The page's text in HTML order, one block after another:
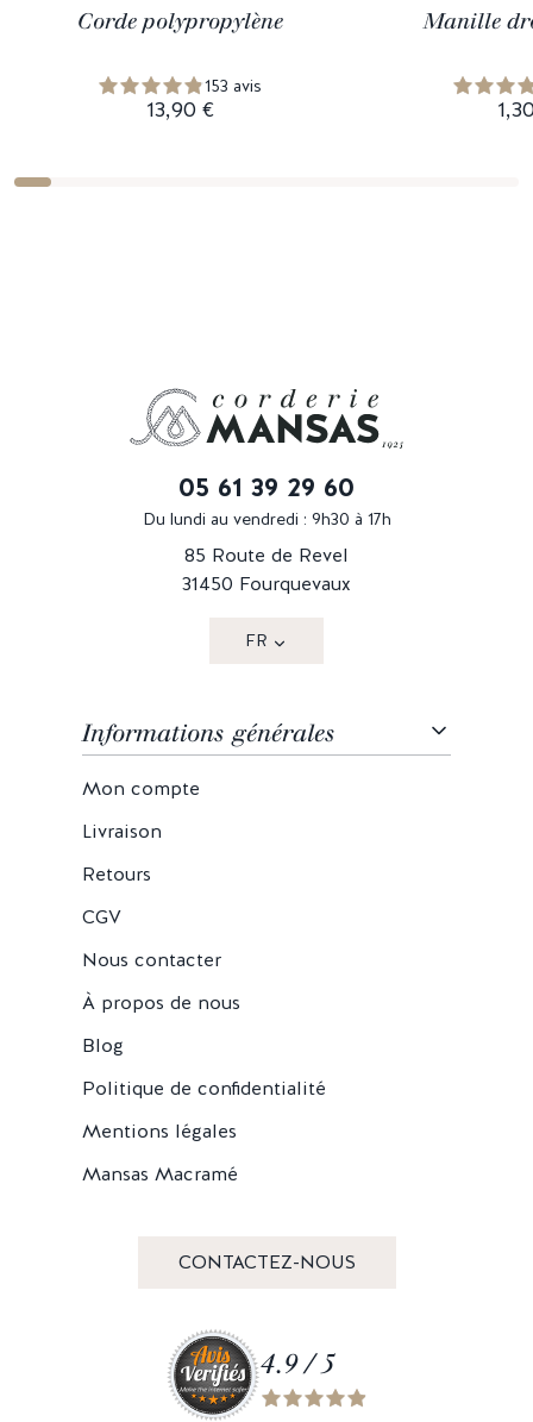
Corde polypropylène
153 avis
13,90 €
Manille
05 61 39 29 60
Du lundi au vendredi : 9h30 à 17h
85 Route de Revel
31450 Fourquevaux
FR
Informations générales
Mon compte
Livraison
Retours
CGV
Nous contacter
À propos de nous
Blog
Politique de confidentialité
Mentions légales
Mansas Macramé
CONTACTEZ-NOUS
4.9 / 5